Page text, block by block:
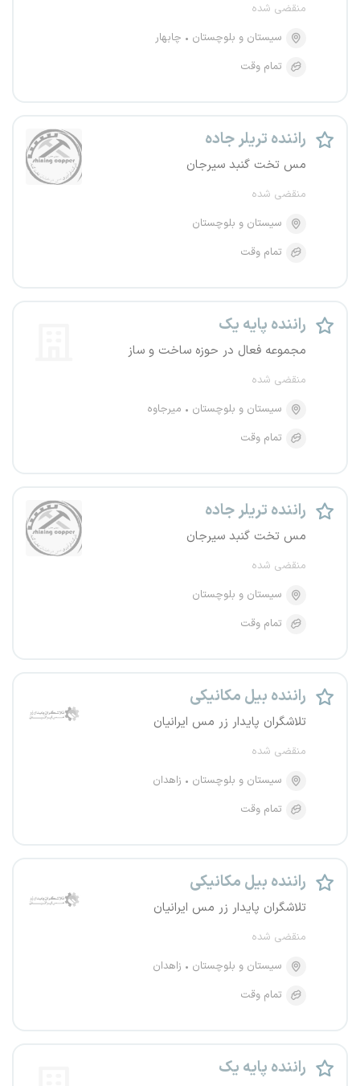
منقضی شده
سیستان و بلوچستان
چابهار
تمام وقت
راننده تریلر جاده
مس تخت گنبد سیرجان
منقضی شده
سیستان و بلوچستان
تمام وقت
راننده پایه یک
مجموعه فعال در حوزه ساخت و ساز
منقضی شده
سیستان و بلوچستان
میرجاوه
تمام وقت
راننده تریلر جاده
مس تخت گنبد سیرجان
منقضی شده
سیستان و بلوچستان
تمام وقت
راننده بیل مکانیکی
تلاشگران پایدار زر مس ایرانیان
منقضی شده
سیستان و بلوچستان
زاهدان
تمام وقت
راننده بیل مکانیکی
تلاشگران پایدار زر مس ایرانیان
منقضی شده
سیستان و بلوچستان
زاهدان
تمام وقت
راننده پایه یک